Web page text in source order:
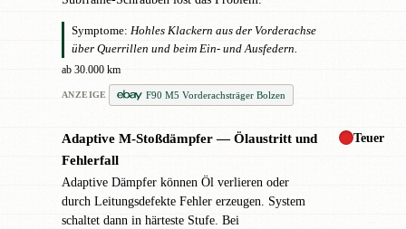
Symptome: Hohles Klackern aus der Vorderachse
über Querrillen und beim Ein- und Ausfedern.
ab 30.000 km
ANZEIGE F90 M5 Vorderachsträger Bolzen
Adaptive M-Stoßdämpfer — Ölaustritt und
Fehlerfall
Adaptive Dämpfer können Öl verlieren oder
durch Leitungsdefekte Fehler erzeugen. System
schaltet dann in härteste Stufe. Bei
Teuer